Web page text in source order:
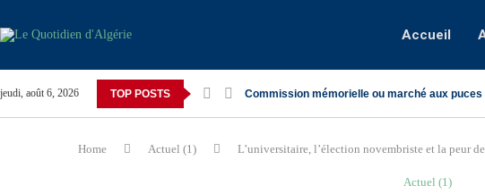
Accueil
jeudi, août 6, 2026 TOP POSTS Commission mémorielle ou marché aux puces
Home Actuel (1) L’universitaire, l’élection novembriste et la peur
Actuel (1)